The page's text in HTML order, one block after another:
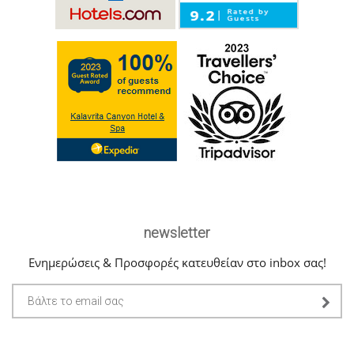
newsletter
Ενημερώσεις & Προσφορές κατευθείαν στο inbox σας!